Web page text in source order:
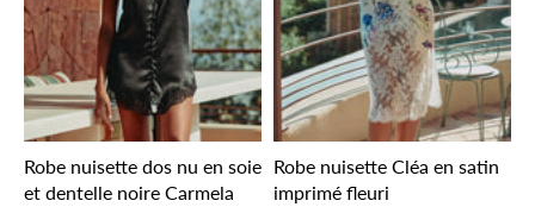
Robe nuisette dos nu en soie
et dentelle noire Carmela
Robe nuisette Cléa en satin
imprimé fleuri